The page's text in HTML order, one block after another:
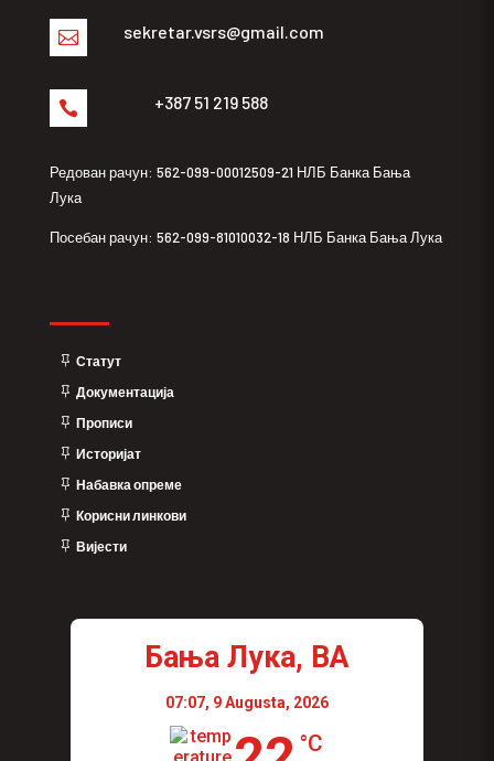
 sekretar.vsrs@gmail.com
 +387 51 219 588
Редован рачун: 562-099-00012509-21 НЛБ Банка Бања
Лука
Посебан рачун: 562-099-81010032-18 НЛБ Банка Бања Лука
Статут
Документација
Прописи
Историјат
Набавка опреме
Корисни линкови
Вијести
Бања Лука, BA
07:07, 9 Augusta, 2026
°C